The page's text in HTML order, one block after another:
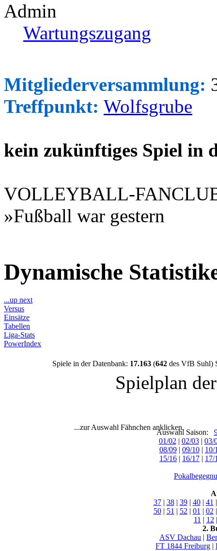
Admin
Wartungszugang
Mitgliederversammlung:
Treffpunkt: Wolfsgrube
kein zukünftiges Spiel in
VOLLEYBALL-
»Fußball war gestern
Dynamische
...up next
Versus
Einsätze
Tabellen
Liga-Stats
PowerIndex
Spiele in der Datenbank: 17.163(642des VfB Suhl)
Spielplan
...zur Auswahl Fähnchen anklicken.
Auswahl Saison:
01/02 | 02/03| 03/
08/09| 09/10| 10/
15/16 | 16/17 | 17/
37| 38| 39| 40| 41
50| 51 | 52 | 01 | 02
11 | 12
2.
ASV Dachau |
FT 1844 Freiburg |